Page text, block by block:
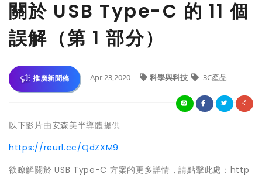
關於 USB Type-C 的 11 個
誤解（第 1 部分）
推廣新聞稿 Apr 23,2020 科學與科技 3C產品
以下影片由安森美半導體提供
https://reurl.cc/QdZXM9
欲瞭解關於 USB Type-C 方案的更多詳情，請點擊此處：http